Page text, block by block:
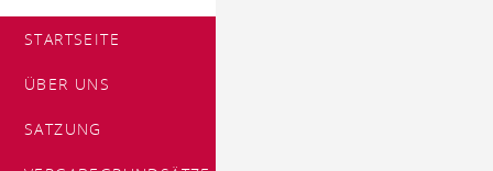
STARTSEITE
ÜBER UNS
SATZUNG